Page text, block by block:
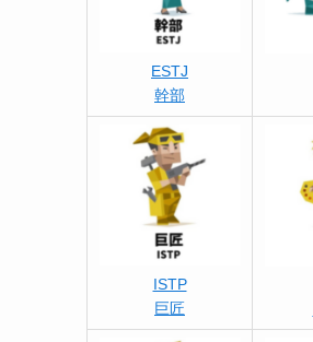
ESTJ
幹部
ISTP
巨匠